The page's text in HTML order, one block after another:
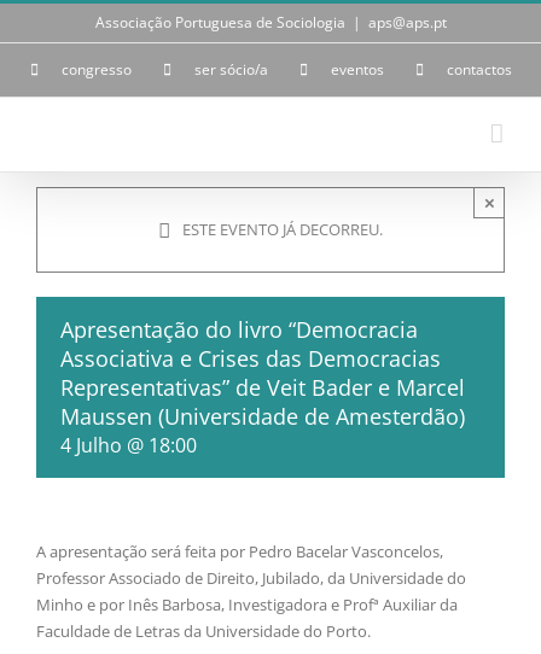
Skip
Associação Portuguesa de Sociologia | aps@aps.pt
congresso ser sócio/a eventos contactos
ESTE EVENTO JÁ DECORREU.
×
Apresentação do livro “Democracia
Associativa e Crises das Democracias
Representativas” de Veit Bader e Marcel
Maussen (Universidade de Amesterdão)
4 Julho @ 18:00
A apresentação será feita por Pedro Bacelar Vasconcelos,
Professor Associado de Direito, Jubilado, da Universidade do
Minho e por Inês Barbosa, Investigadora e Profª Auxiliar da
Faculdade de Letras da Universidade do Porto.